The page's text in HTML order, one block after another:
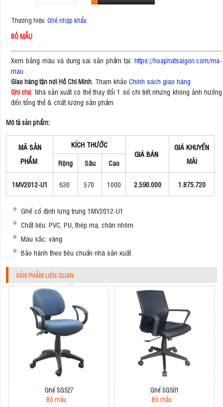
Thương hiệu: Ghế nhập khẩu
BỎ MẪU
Xem bảng màu và dung sai sản phẩm tại: https://hoaphatsaigon.com/ma-
mau
Giao hàng tận nơi Hồ Chí Minh . Tham khảo Chính sách giao hàng
Ghi chú: Nhà sản xuất có thể thay đổi 1 số chi tiết nhưng không ảnh hưởng
đến tổng thể & chất lượng sản phẩm
Mô tả sản phẩm:
MÃ SẢN
PHẨM
KÍCH THƯỚC
GIÁ BÁN
GIÁ KHUYẾN
MÃI
Rộng Sâu Cao
1MV2012-U1 630 570 1000 2.590.000 1.875.720
Ghế cố định lưng trung 1MV2012-U1
Chất liệu: PVC, PU, thép mạ, chân nhôm
Màu sắc: vàng
Bảo hành theo tiêu chuẩn nhà sản xuất
SẢN PHẨM LIÊN QUAN
Ghế SG527
Bỏ mẫu
Ghế SG501
Bỏ mẫu